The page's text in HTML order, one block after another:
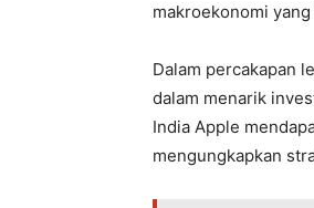
makroekonomi
Dalam percakapan
dalam menarik
India Apple
mengungkapkan